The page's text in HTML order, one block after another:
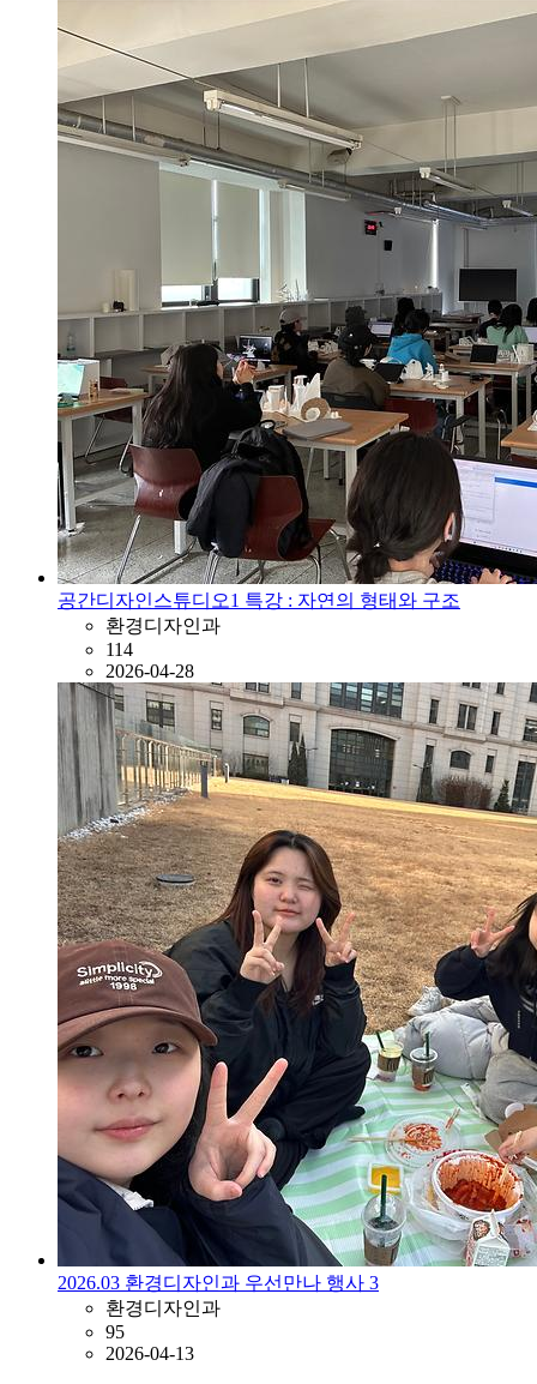
공간디자인스튜디오1 특강 : 자연의 형태와 구조
환경디자인과
114
2026-04-28
2026.03 환경디자인과 우선만나 행사 3
환경디자인과
95
2026-04-13